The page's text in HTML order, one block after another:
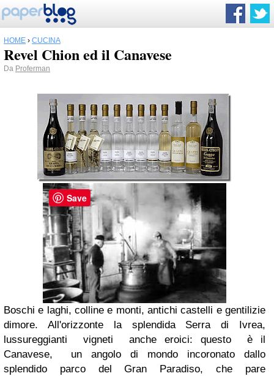
HOME › CUCINA
Revel Chion ed il Canavese
Da Proferman
Boschi e laghi, colline e monti, antichi castelli e gentilizie
dimore. All'orizzonte la splendida Serra di Ivrea,
lussureggianti vigneti anche eroici: questo è il
Canavese, un angolo di mondo incoronato dallo
splendido parco del Gran Paradiso, che pare
Save